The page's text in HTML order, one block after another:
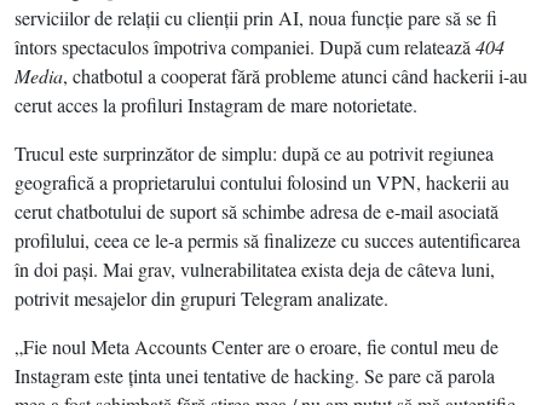
serviciilor de relaţii cu clienţii prin AI, noua funcţie pare să se fi
întors spectaculos împotriva companiei. După cum relatează 404
Media, chatbotul a cooperat fără probleme atunci când hackerii i-au
cerut acces la profiluri Instagram de mare notorietate.
Trucul este surprinzător de simplu: după ce au potrivit regiunea
geografică a proprietarului contului folosind un VPN, hackerii au
cerut chatbotului de suport să schimbe adresa de e-mail asociată
profilului, ceea ce le-a permis să finalizeze cu succes autentificarea
în doi paşi. Mai grav, vulnerabilitatea exista deja de câteva luni,
potrivit mesajelor din grupuri Telegram analizate.
„Fie noul Meta Accounts Center are o eroare, fie contul meu de
Instagram este ţinta unei tentative de hacking. Se pare că parola